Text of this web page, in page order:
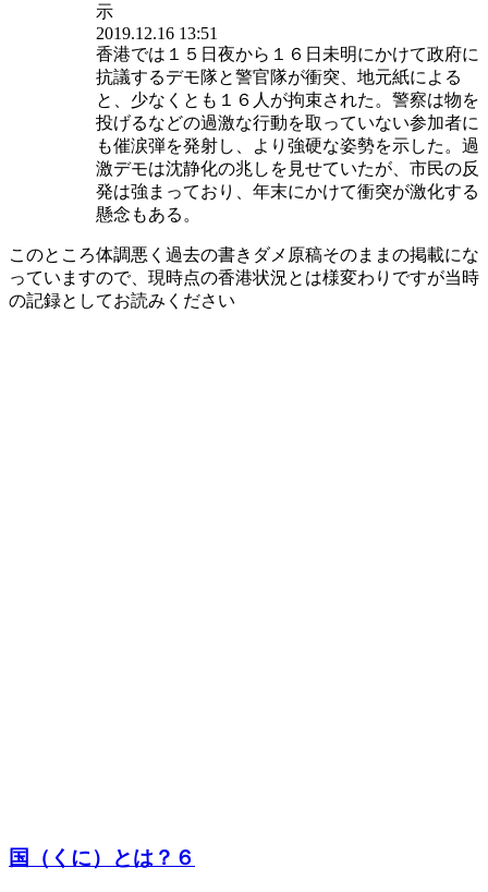
示
2019.12.16 13:51
香港では１５日夜から１６日未明にかけて政府に
抗議するデモ隊と警官隊が衝突、地元紙による
と、少なくとも１６人が拘束された。警察は物を
投げるなどの過激な行動を取っていない参加者に
も催涙弾を発射し、より強硬な姿勢を示した。過
激デモは沈静化の兆しを見せていたが、市民の反
発は強まっており、年末にかけて衝突が激化する
懸念もある。
このところ体調悪く過去の書きダメ原稿そのままの掲載にな
っていますので、現時点の香港状況とは様変わりですが当時
の記録としてお読みください
国（くに）とは？６